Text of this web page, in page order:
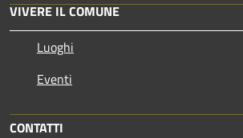
VIVERE IL COMUNE
Luoghi
Eventi
CONTATTI